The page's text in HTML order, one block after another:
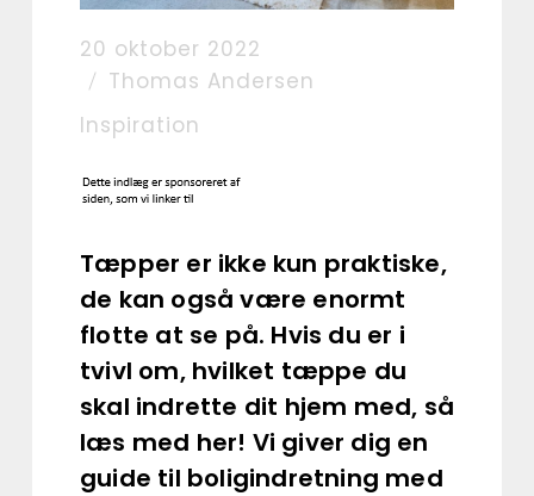
20 oktober 2022
Thomas Andersen
Inspiration
Tæpper er ikke kun praktiske,
de kan også være enormt
flotte at se på. Hvis du er i
tvivl om, hvilket tæppe du
skal indrette dit hjem med, så
læs med her! Vi giver dig en
guide til boligindretning med